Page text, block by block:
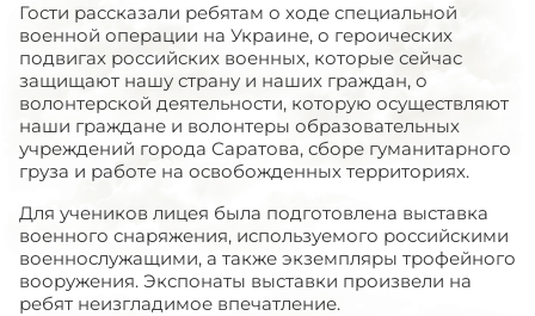
Гости рассказали ребятам о ходе специальной
военной операции на Украине, о героических
подвигах российских военных, которые сейчас
защищают нашу страну и наших граждан, о
волонтерской деятельности, которую осуществляют
наши граждане и волонтеры образовательных
учреждений города Саратова, сборе гуманитарного
груза и работе на освобожденных территориях.
Для учеников лицея была подготовлена выставка
военного снаряжения, используемого российскими
военнослужащими, а также экземпляры трофейного
вооружения. Экспонаты выставки произвели на
ребят неизгладимое впечатление.